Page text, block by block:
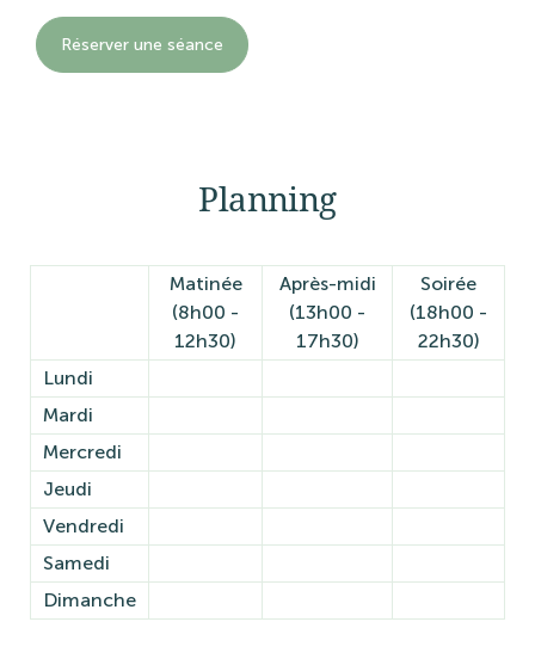
Réserver une séance
Planning
Matinée
(8h00 -
12h30)
Après-midi
(13h00 -
17h30)
Soirée
(18h00 -
22h30)
Lundi
Mardi
Mercredi
Jeudi
Vendredi
Samedi
Dimanche